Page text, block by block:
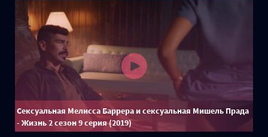
Сексуальная Мелисса Баррера и сексуальная Мишель Прада
- Жизнь 2 сезон 9 серия (2019)